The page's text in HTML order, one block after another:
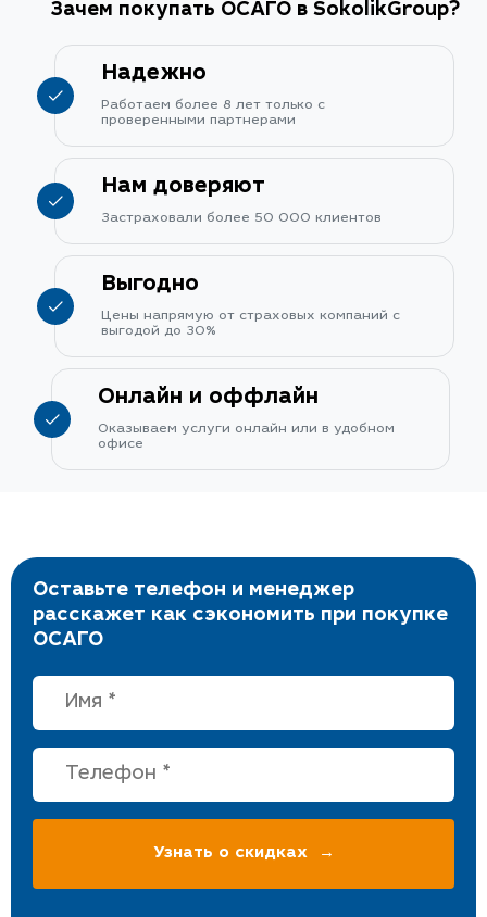
Зачем покупать ОСАГО в SokolikGroup?
Надежно
Работаем более 8 лет только с
проверенными партнерами
Нам доверяют
Застраховали более 50 000 клиентов
Выгодно
Цены напрямую от страховых компаний с
выгодой до 30%
Онлайн и оффлайн
Оказываем услуги онлайн или в удобном
офисе
Оставьте телефон и менеджер
расскажет как сэкономить при покупке
ОСАГО